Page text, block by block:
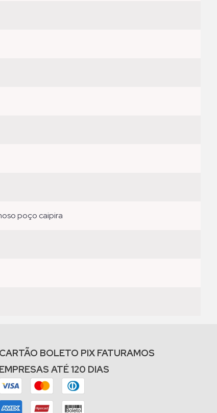
poço caipira
CARTÃO BOLETO PIX FATURAMOS
EMPRESAS ATÉ 120 DIAS